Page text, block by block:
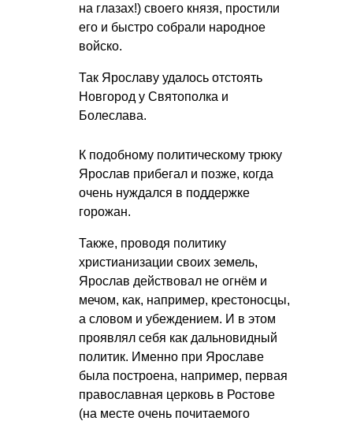
на глазах!) своего князя, простили
его и быстро собрали народное
войско.
Так Ярославу удалось отстоять
Новгород у Святополка и
Болеслава.
К подобному политическому трюку
Ярослав прибегал и позже, когда
очень нуждался в поддержке
горожан.
Также, проводя политику
христианизации своих земель,
Ярослав действовал не огнём и
мечом, как, например, крестоносцы,
а словом и убеждением. И в этом
проявлял себя как дальновидный
политик. Именно при Ярославе
была построена, например, первая
православная церковь в Ростове
(на месте очень почитаемого